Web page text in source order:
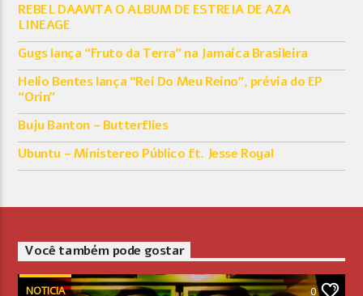
REBEL DAAWTA O ALBUM DE ESTREIA DE AZA
LINEAGE
Gugs lança “Fruto da Terra” na Jamaica Brasileira
Helio Bentes lança “Rei Do Meu Reino”, prévia do EP
“Orin”
Buju Banton – Butterflies
Ubuntu – Ministereo Público ft. Jesse Royal
Você também pode gostar
NOTICIA 0